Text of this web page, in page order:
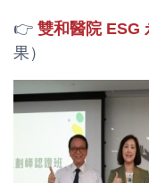
👉 雙和醫院 ESG
果）